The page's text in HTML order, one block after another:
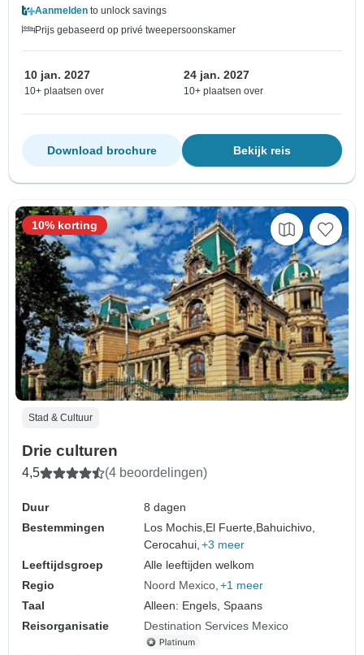
Aanmelden to unlock savings
Prijs gebaseerd op privé tweepersoonskamer
10 jan. 2027
10+ plaatsen over
24 jan. 2027
10+ plaatsen over
Bekijk reis
Download brochure
Stad & Cultuur
Drie culturen
4,5 (4 beoordelingen)
Duur
8 dagen
Bestemmingen
Los Mochis, El Fuerte, Bahuichivo,
Cerocahui, +3 meer
Leeftijdsgroep
Alle leeftijden welkom
Regio
Noord Mexico +1 meer
Taal
Alleen: Engels, Spaans
Reisorganisatie
Destination Services Mexico
10% korting